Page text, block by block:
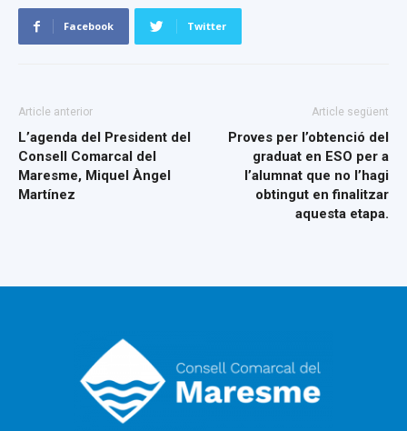
Facebook Twitter
Article anterior
L’agenda del President del
Consell Comarcal del
Maresme, Miquel Àngel
Martínez
Article següent
Proves per l’obtenció del
graduat en ESO per a
l’alumnat que no l’hagi
obtingut en finalitzar
aquesta etapa.